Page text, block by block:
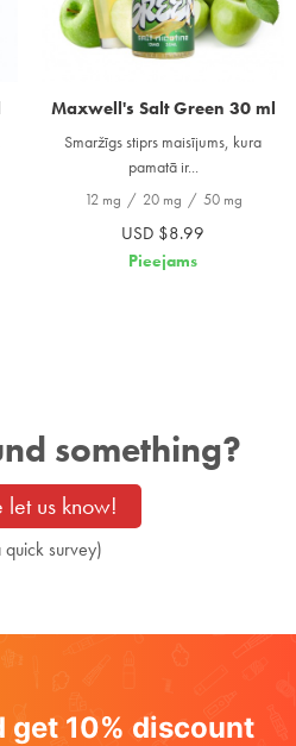
Maxwell's Salt Green 30 ml
Smaržīgs stiprs maisījums, kura
pamatā ir...
12 mg / 20 mg / 50 mg
USD $8.99
Pieejams
something?
let us know!
quick survey)
get 10% discount